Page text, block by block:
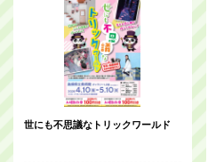
世にも不思議なトリックワールド